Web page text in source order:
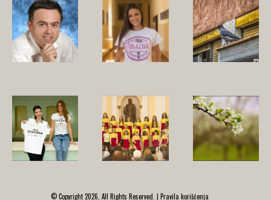
© Copyright 2026, All Rights Reserved. | Pravila korišćenja